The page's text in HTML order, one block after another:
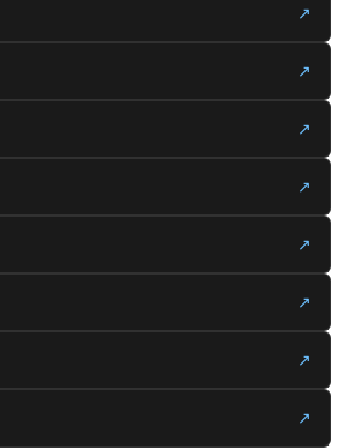
↗
↗
↗
↗
↗
↗
↗
↗